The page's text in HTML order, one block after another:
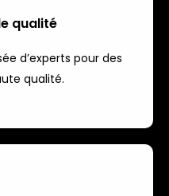
qualité
d’experts pour des
qualité.